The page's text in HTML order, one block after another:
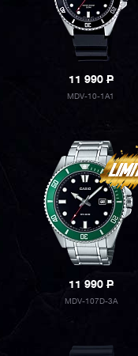
11 990P
MDV-10-1A1
11 990P
MDV-107D-3A